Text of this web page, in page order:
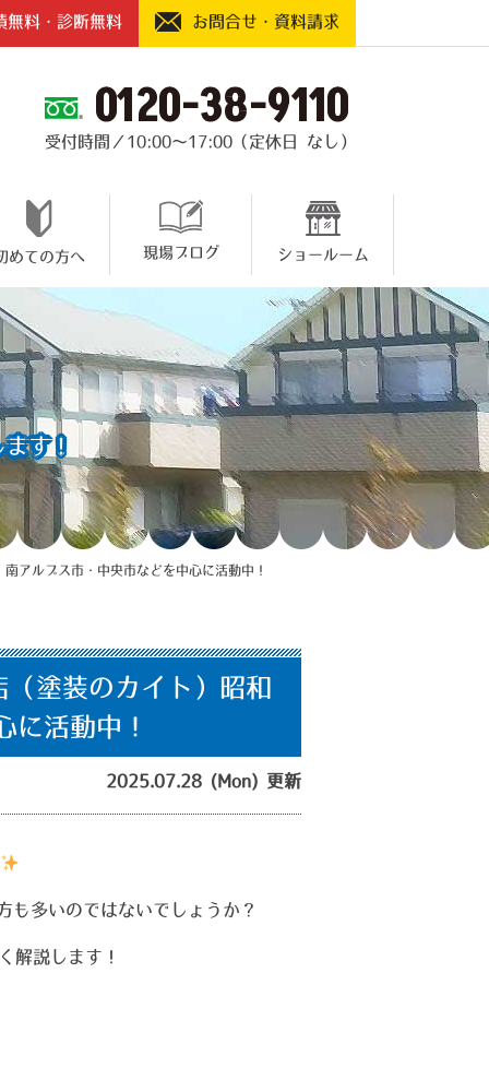
無料・診断無料 お問合せ・資料請求
0120-38-9110
受付時間／10:00～17:00（定休日 なし）
めての方へ 現場ブログ ショールーム
す！
アルプス市・中央市などを中心に活動中！
（塗装のカイト）昭和
に活動中！
2025.07.28 (Mon) 更新
も多いのではないでしょうか？
解説します！